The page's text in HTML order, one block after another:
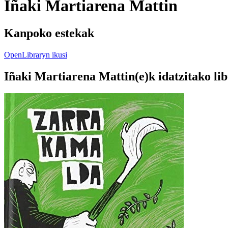
Iñaki Martiarena Mattin
Kanpoko estekak
OpenLibraryn ikusi
Iñaki Martiarena Mattin(e)k idatzitako